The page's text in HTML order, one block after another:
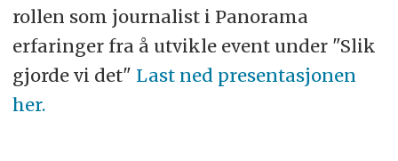
rollen som journalist i Panorama
erfaringer fra å utvikle event under "Slik
gjorde vi det" Last ned presentasjonen
her.